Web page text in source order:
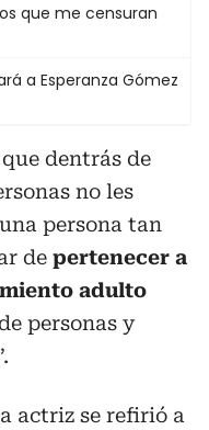
que me censuran
a Esperanza Gómez
dentrás de
no les
persona tan
de pertenecer a
adulto
personas y
actriz se refirió a